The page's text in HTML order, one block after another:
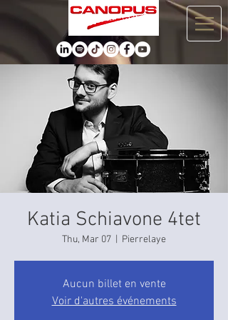
Katia Schiavone 4tet
Thu, Mar 07 Pierrelaye
Aucun billet en vente
Voir d'autres événements